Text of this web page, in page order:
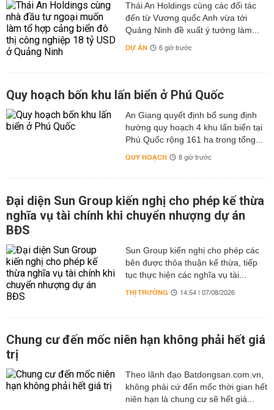
Thái An Holdings cùng các đối tác
đến từ Vương quốc Anh vừa tới
Quảng Ninh đề xuất ý tưởng làm...
DỰ ÁN 6 giờ trước
Quy hoạch bốn khu lấn biển ở Phú Quốc
An Giang quyết định bổ sung định
hướng quy hoạch 4 khu lấn biển tại
Phú Quốc rộng 161 ha trong tổng...
QUY HOẠCH 8 giờ trước
Đại diện Sun Group kiến nghị cho phép kế thừa
nghĩa vụ tài chính khi chuyển nhượng dự án
BĐS
Sun Group kiến nghị cho phép các
bên được thỏa thuận kế thừa, tiếp
tục thực hiện các nghĩa vụ tài...
THỊ TRƯỜNG 14:54 | 07/08/2026
Chung cư đến mốc niên hạn không phải hết giá
trị
Theo lãnh đạo Batdongsan.com.vn,
không phải cứ đến mốc thời gian hết
niên hạn là chung cư sẽ hết giá...